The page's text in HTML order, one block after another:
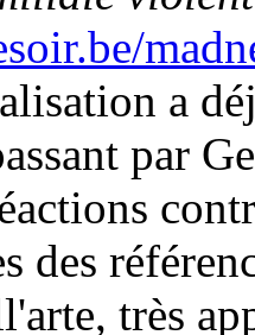
a
par
des
très